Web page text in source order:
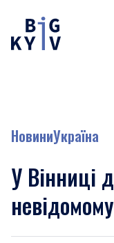
НовиниУкраїна
У Вінниці